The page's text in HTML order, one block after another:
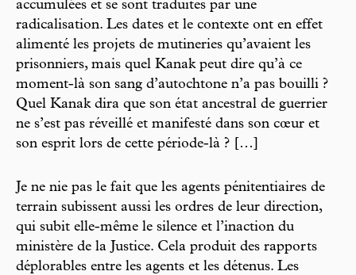
accumulées et se sont traduites par une
radicalisation. Les dates et le contexte ont en effet
alimenté les projets de mutineries qu’avaient les
prisonniers, mais quel Kanak peut dire qu’à ce
moment-là son sang d’autochtone n’a pas bouilli ?
Quel Kanak dira que son état ancestral de guerrier
ne s’est pas réveillé et manifesté dans son cœur et
son esprit lors de cette période-là ? […]
Je ne nie pas le fait que les agents pénitentiaires de
terrain subissent aussi les ordres de leur direction,
qui subit elle-même le silence et l’inaction du
ministère de la Justice. Cela produit des rapports
déplorables entre les agents et les détenus. Les